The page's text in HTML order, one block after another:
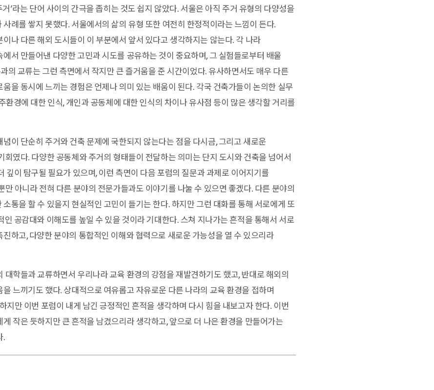
거’라는 단어 사이의 간극을 좁히는 것도 쉽지 않았다. 서울은 아직 주거 유형의 다양성을
례를 쌓지 못했다. 서울에서의 삶의 유형 또한 여전히 한정적이라는 느낌이 든다.
나 다른 해외 도시들이 이 부분에서 앞서 있다고 생각하지는 않는다. 각 나라
서 만들어낸 다양한 고민과 시도를 공유하는 것이 중요하며, 그 실험들로부터 배울
의 교류는 그런 측면에서 작지만 큰 즐거움을 준 시간이었다. 유사하면서도 매우 다른
을 동시에 느끼는 경험은 언제나 의미 있는 배움이 된다. 각국 건축가들이 논의한 실무
환경에 대한 인식, 개인과 공동체에 대한 인식의 차이나 유사점 등이 많은 생각할 거리를
이 단순히 주거와 건축 문제에 국한되지 않는다는 점을 다시금, 그리고 새로운
회였다. 다양한 공동체와 주거의 형태들이 전달하는 의미는 단지 도시와 건축을 넘어서
깊이 탐구될 필요가 있으며, 이런 측면이 다음 포럼의 질문과 과제로 이어지기를
만 아니라 전혀 다른 분야의 전문가들과도 이야기를 나눌 수 있으면 좋겠다. 다른 분야의
통을 할 수 있을지 현실적인 고민이 들기는 한다. 하지만 그런 대화를 통해 서로에게 또
인 공감대와 이해도를 높일 수 있을 것이라 기대한다. 스쳐 지나가는 흔적을 통해서 서로
하고, 다양한 분야의 통합적인 이해와 협력으로 새로운 가능성을 열 수 있으리라
대학들과 교류하면서 우리나라 교육 환경의 강점을 재발견하기도 했고, 반대로 해외의
느끼기도 했다. 상대적으로 여유롭고 자유로운 다른 나라의 교육 환경을 접하며
지만 이번 포럼이 내게 남긴 긍정적인 흔적을 생각하며 다시 힘을 내보고자 한다. 이번
작은 듯하지만 큰 흔적을 남겼으리라 생각하고, 앞으로 더 나은 환경을 만들어가는
.